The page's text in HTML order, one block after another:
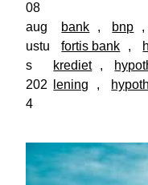
08
aug
ustu
s
202
4
bank , bnp ,
fortis bank
,
krediet
,
lening
,